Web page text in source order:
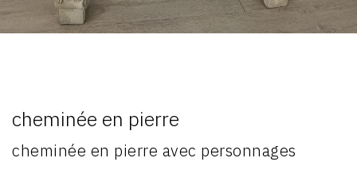
cheminée en pierre
cheminée en pierre avec personnages